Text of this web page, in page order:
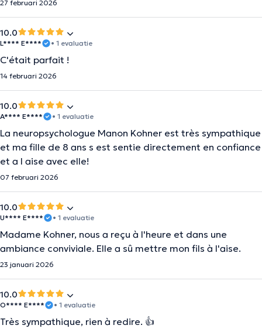
27 februari 2026
10.0
L**** E**** • 1 evaluatie
C'était parfait !
14 februari 2026
10.0
A**** E**** • 1 evaluatie
La neuropsychologue Manon Kohner est très sympathique
et ma fille de 8 ans s est sentie directement en confiance
et a l aise avec elle!
07 februari 2026
10.0
U**** E**** • 1 evaluatie
Madame Kohner, nous a reçu à l'heure et dans une
ambiance conviviale. Elle a sû mettre mon fils à l'aise.
23 januari 2026
10.0
O**** E**** • 1 evaluatie
Très sympathique, rien à redire. 👍